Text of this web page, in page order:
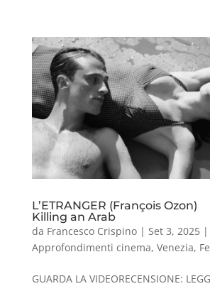
L’ETRANGER (François Ozon)
Killing an Arab
da Francesco Crispino| Set 3, 2025|
Approfondimenti cinema, Venezia,
GUARDA LA VIDEORECENSIONE: